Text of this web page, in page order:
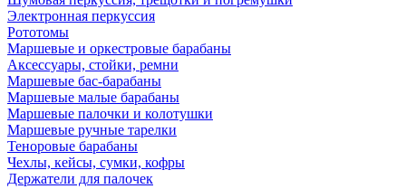
Электронная перкуссия
Рототомы
Маршевые и оркестровые барабаны
Аксессуары, стойки, ремни
Маршевые бас-барабаны
Маршевые малые барабаны
Маршевые палочки и колотушки
Маршевые ручные тарелки
Теноровые барабаны
Чехлы, кейсы, сумки, кофры
Держатели для палочек